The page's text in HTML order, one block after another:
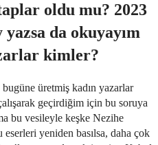
oldu mu? 2023
yazsa da okuyayım
kimler?
üretmiş kadın yazarlar
geçirdiğim için bu soruya
bu vesileyle keşke Nezihe
yeniden basılsa, daha çok